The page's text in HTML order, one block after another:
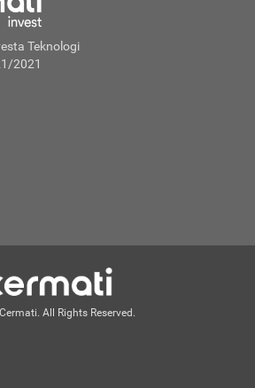
Teknologi
2021
All Rights Reserved.